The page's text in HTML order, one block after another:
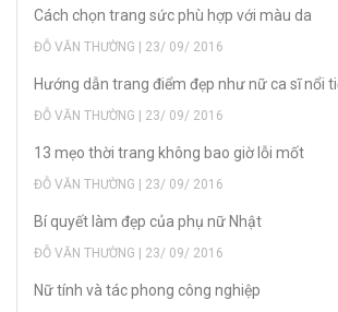
Cách chọn trang sức phù hợp với màu da
ĐỖ VĂN THƯỜNG | 23/ 09/ 2016
Hướng dẫn trang điểm đẹp như nữ ca sĩ nổi
ĐỖ VĂN THƯỜNG | 23/ 09/ 2016
13 mẹo thời trang không bao giờ lỗi mốt
ĐỖ VĂN THƯỜNG | 23/ 09/ 2016
Bí quyết làm đẹp của phụ nữ Nhật
ĐỖ VĂN THƯỜNG | 23/ 09/ 2016
Nữ tính và tác phong công nghiệp